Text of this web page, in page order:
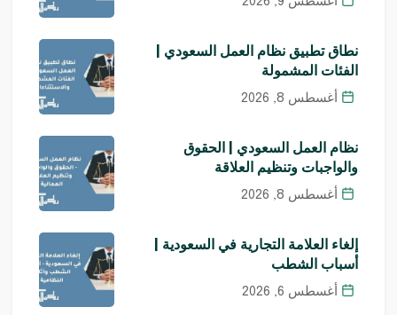
نطاق تطبيق نظام العمل السعودي |
الفئات المشمولة
أغسطس 8, 2026
نظام العمل السعودي | الحقوق
والواجبات وتنظيم العلاقة
أغسطس 8, 2026
إلغاء العلامة التجارية في السعودية |
أسباب الشطب
أغسطس 6, 2026